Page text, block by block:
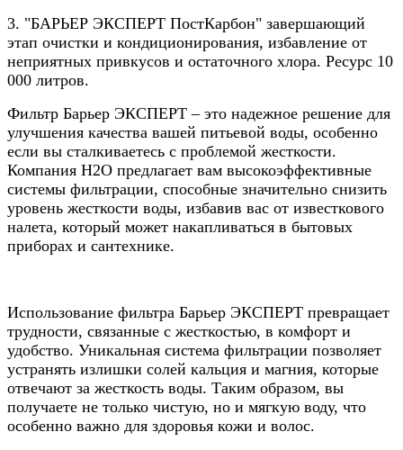
3. "БАРЬЕР ЭКСПЕРТ ПостКарбон" завершающий
этап очистки и кондиционирования, избавление от
неприятных привкусов и остаточного хлора. Ресурс 10
000 литров.
Фильтр Барьер ЭКСПЕРТ – это надежное решение для
улучшения качества вашей питьевой воды, особенно
если вы сталкиваетесь с проблемой жесткости.
Компания Н2О предлагает вам высокоэффективные
системы фильтрации, способные значительно снизить
уровень жесткости воды, избавив вас от известкового
налета, который может накапливаться в бытовых
приборах и сантехнике.
Использование фильтра Барьер ЭКСПЕРТ превращает
трудности, связанные с жесткостью, в комфорт и
удобство. Уникальная система фильтрации позволяет
устранять излишки солей кальция и магния, которые
отвечают за жесткость воды. Таким образом, вы
получаете не только чистую, но и мягкую воду, что
особенно важно для здоровья кожи и волос.